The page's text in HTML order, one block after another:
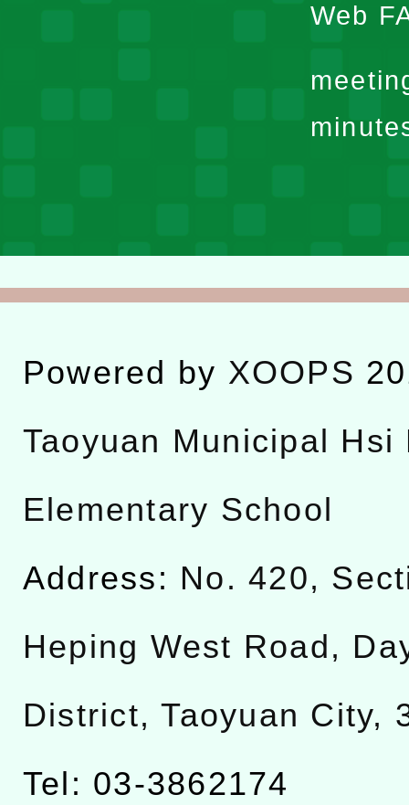
Web
Powered by XOOPS
Taoyuan Municipal Hsi
Elementary School
Address: No. 420,
Heping West Road,
District, Taoyuan City,
Tel: 03-3862174